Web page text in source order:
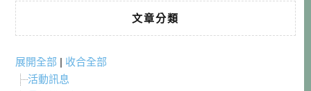
文章分類
展開全部 | 收合全部
活動訊息